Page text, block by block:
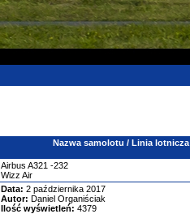
Nazwa samolotu / Linia lotnicza
Airbus A321 -232
Wizz Air
Data: 2 października 2017
Autor: Daniel Organiściak
Ilość wyświetleń: 4379